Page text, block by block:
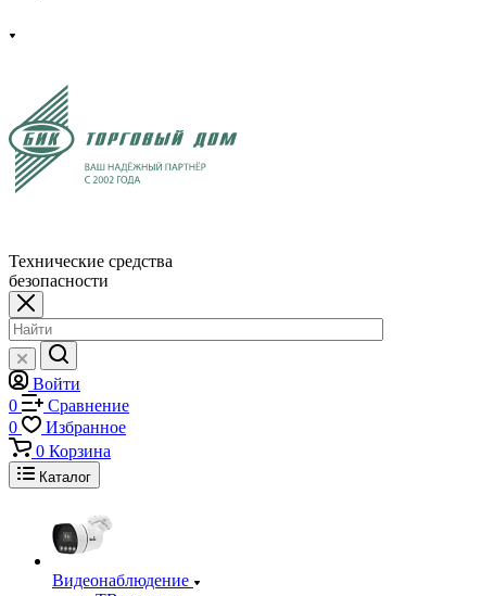
Технические средства
безопасности
Войти
0
Сравнение
0
Избранное
0 Корзина
Каталог
Видеонаблюдение